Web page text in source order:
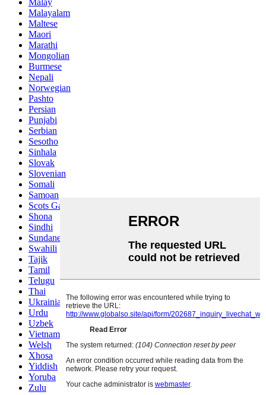
Malay
Malayalam
Maltese
Maori
Marathi
Mongolian
Burmese
Nepali
Norwegian
Pashto
Persian
Punjabi
Serbian
Sesotho
Sinhala
Slovak
Slovenian
Somali
Samoan
Scots Gaelic
Shona
Sindhi
Sundanese
Swahili
Tajik
Tamil
Telugu
Thai
Ukrainian
Urdu
Uzbek
Vietnamese
Welsh
Xhosa
Yiddish
Yoruba
Zulu